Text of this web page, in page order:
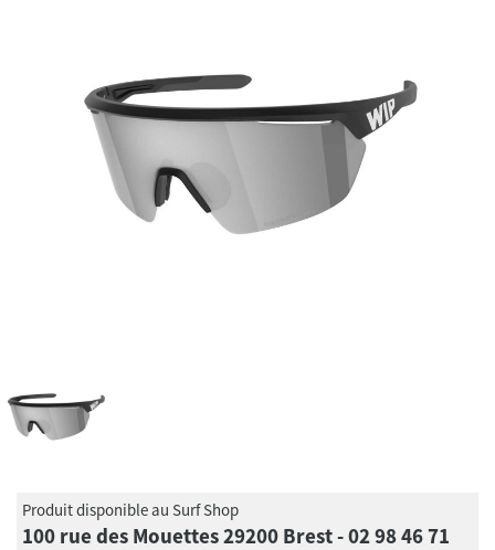
Produit disponible au Surf Shop
100 rue des Mouettes 29200 Brest - 02 98 46 71